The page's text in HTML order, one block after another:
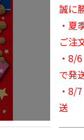
誠に
・夏
ご注
・8/
で発
・8/
送